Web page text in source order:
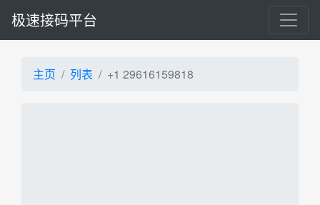
极速接码平台
主页 列表 +1 29616159818